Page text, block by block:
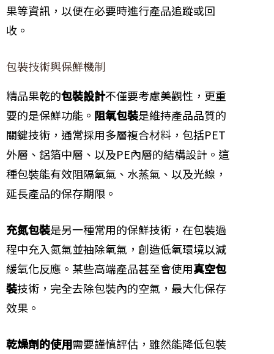
果等資訊，以便在必要時進行產品追蹤或回
收。
包裝技術與保鮮機制
精品果乾的包裝設計不僅要考慮美觀性，更重
要的是保鮮功能。 阻氧包裝是維持產品品質的
關鍵技術，通常採用多層複合材料，包括PET
外層、鋁箔中層、以及PE內層的結構設計。這
種包裝能有效阻隔氧氣、水蒸氣、以及光線，
延長產品的保存期限。
充氮包裝是另一種常用的保鮮技術，在包裝過
程中充入氮氣並抽除氧氣，創造低氧環境以減
緩氧化反應。某些高端產品甚至會使用真空包
裝技術，完全去除包裝內的空氣，最大化保存
效果。
乾燥劑的使用需要謹慎評估，雖然能降低包裝